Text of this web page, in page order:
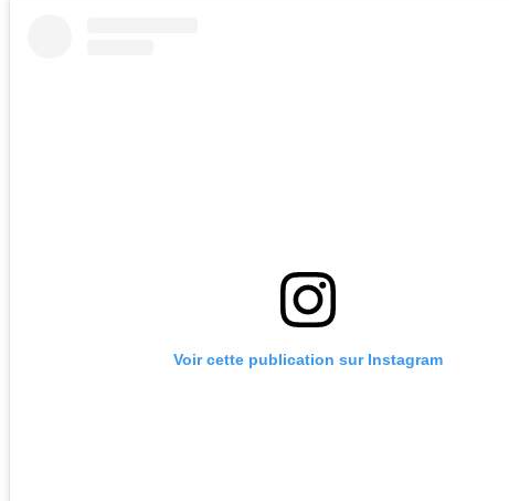
Voir cette publication sur Instagram